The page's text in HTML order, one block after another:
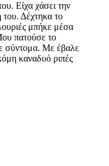
Είχα χάσει την
Δέχτηκα το
μπήκε μέσα
πατούσε το
σύντομα. Με έβαλε
καναδυό ριπές